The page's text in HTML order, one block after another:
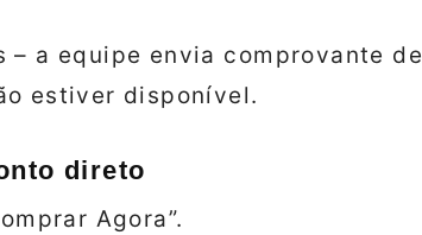
– a equipe envia comprovante de
estiver disponível.
direto
Agora”.